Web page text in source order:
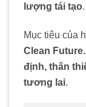
lượng tái tạo
Mục tiêu của
Clean
định, thân
tương lai.